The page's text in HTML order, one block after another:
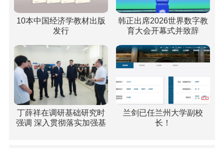
10本中国经济学教材出版
发行
韩正出席2026世界数字教
育大会开幕式并致辞
丁薛祥在调研基础研究时
强调 深入贯彻落实加强基
兰剑已任兰州大学副校
长！